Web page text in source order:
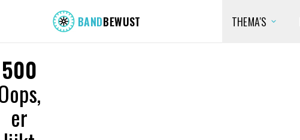
BANDBEWUST THEMA'S expand_more
500
er